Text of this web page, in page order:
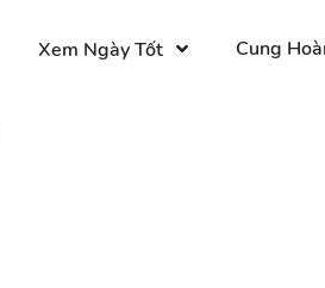
Xem Ngày Tốt Cung